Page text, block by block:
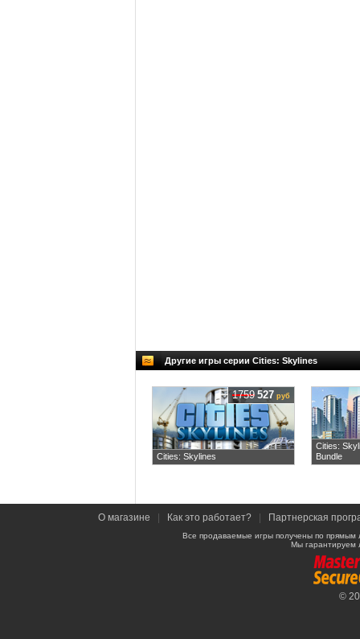
Другие игры серии Cities: Skylines
Cities: Skylines
1759 527 руб
Cities:
Bundle
О магазине Как это работает? Партнерская
Все продаваемые игры получены по
Мы гарантируем
©